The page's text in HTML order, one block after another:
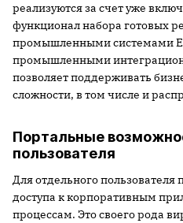
реализуются за счет уже
функционал набора готовых
промышленными системами
промышленными
позволяет поддерживать
сложности, в том числе и
Портальные
пользователя
Для отдельного пользователя
доступа к корпоративным
процессам. Это своего рода